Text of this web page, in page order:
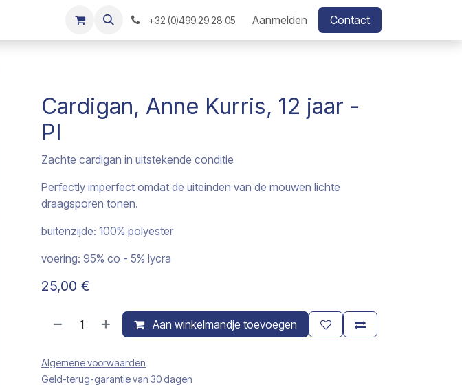
+32 (0)499 29 28 05 Aanmelden Contact
Cardigan, Anne Kurris, 12 jaar -
PI
Zachte cardigan in uitstekende conditie
Perfectly imperfect omdat de uiteinden van de mouwen lichte
draagsporen tonen.
buitenzijde: 100% polyester
voering: 95% co - 5% lycra
25,00 €
Aan winkelmandje toevoegen
Algemene voorwaarden
Geld-terug-garantie van 30 dagen